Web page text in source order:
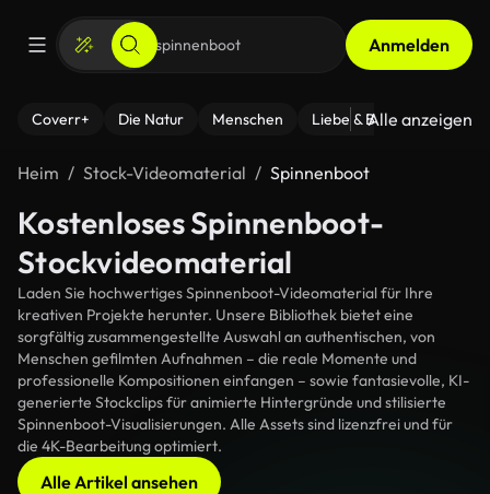
Anmelden
Coverr+ Die Natur Menschen Liebe & Beziehungen
Alle anzeigen
Heim Stock-Videomaterial Spinnenboot
Kostenloses Spinnenboot-
Stockvideomaterial
Laden Sie hochwertiges Spinnenboot-Videomaterial für Ihre
kreativen Projekte herunter. Unsere Bibliothek bietet eine
sorgfältig zusammengestellte Auswahl an authentischen, von
Menschen gefilmten Aufnahmen – die reale Momente und
professionelle Kompositionen einfangen – sowie fantasievolle, KI-
generierte Stockclips für animierte Hintergründe und stilisierte
Spinnenboot-Visualisierungen. Alle Assets sind lizenzfrei und für
die 4K-Bearbeitung optimiert.
Alle Artikel ansehen